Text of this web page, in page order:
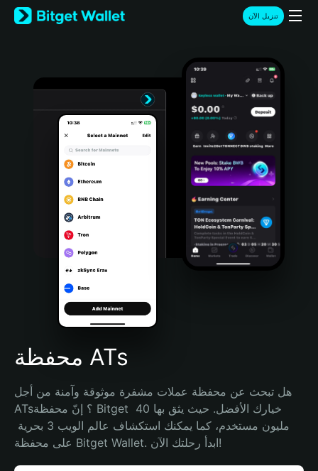
English
日本語
Türkçe
Português (Portugal)
Bahasa Indonesia
Português (Brasil)
Español (Argentina)
تنزيل الآن
محفظة ATs
هل تبحث عن محفظة عملات مشفرة موثوقة وآمنة من أجل
ATs؟ إنّ محفظة Bitget خيارك الأفضل. حيث يثق بها 40
على محفظة Bitget Wallet. ابدأ رحلتك الآن!